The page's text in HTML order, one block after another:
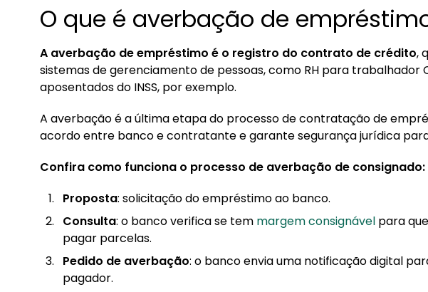
3.1. Averbação do consignado foi negado: o que fazer?
4. O que é desaverbação?
4.1. Quando ocorre a desaverbação?
5. Relação da maciça INSS e averbação de consignado
O que é averbação de
A averbação de empréstimo é o registro do contrato de crédito,
sistemas de gerenciamento de pessoas, como RH para trabalhador
aposentados do INSS, por exemplo.
A averbação é a última etapa do processo de contratação de
acordo entre banco e contratante e garante segurança jurídica
Confira como funciona o processo de averbação de consignado:
Proposta: solicitação do empréstimo ao banco.
Consulta: o banco verifica se tem margem consignável para
pagar parcelas.
Pedido de averbação: o banco envia uma notificação digital
pagador.